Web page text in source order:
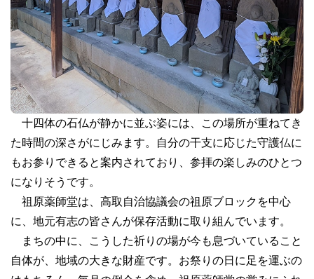
十四体の石仏が静かに並ぶ姿には、この場所が重ねてき
た時間の深さがにじみます。自分の干支に応じた守護仏に
もお参りできると案内されており、参拝の楽しみのひとつ
になりそうです。
祖原薬師堂は、高取自治協議会の祖原ブロックを中心
に、地元有志の皆さんが保存活動に取り組んでいます。
まちの中に、こうした祈りの場が今も息づいていること
自体が、地域の大きな財産です。お祭りの日に足を運ぶの